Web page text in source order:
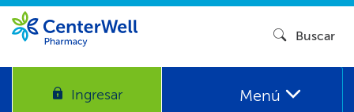
Buscar​​
Ingresar​​ Menú​​